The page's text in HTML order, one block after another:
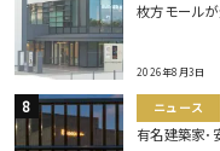
枚方モール
2026年8月3日
ニュース
有名建築家･